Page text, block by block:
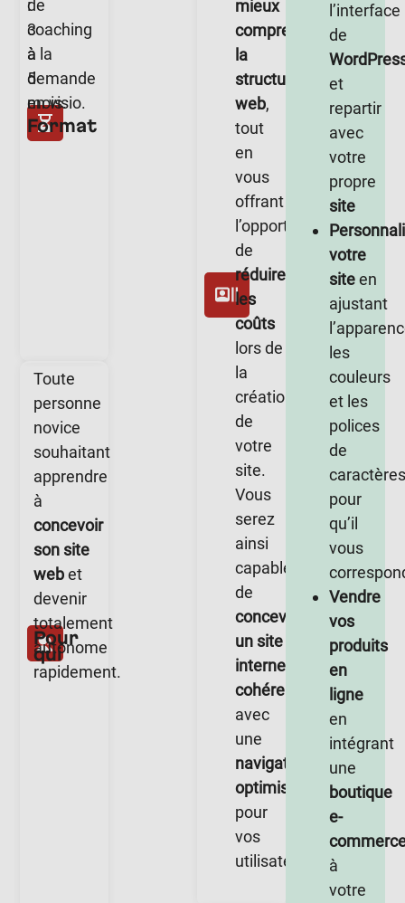
Format
:
3
à
5
mois.
de
coaching
à la
demande
en visio.
Pour
qui
Toute
personne
novice
souhaitant
apprendre
à
concevoir
son site
webet
devenir
totalement
autonome
rapidement.
mieux
comprendre
la
structuration
web,
tout
en
vous
offrant
l’opportunité
de
réduire
les
coûts
lors de
la
création
de
votre
site.
Vous
serez
ainsi
capable
de
concevoir
un site
internet
cohérent
avec
une
navigation
optimisée
pour
vos
utilisateurs.
l’interface
de
et
repartir
avec
votre
propre
site
votre
siteen
ajustant
les
couleurs
et les
polices
de
caractères
pour
qu’il
vous
Vendre
vos
produits
en
ligne
en
intégrant
une
boutique
e-
à
votre